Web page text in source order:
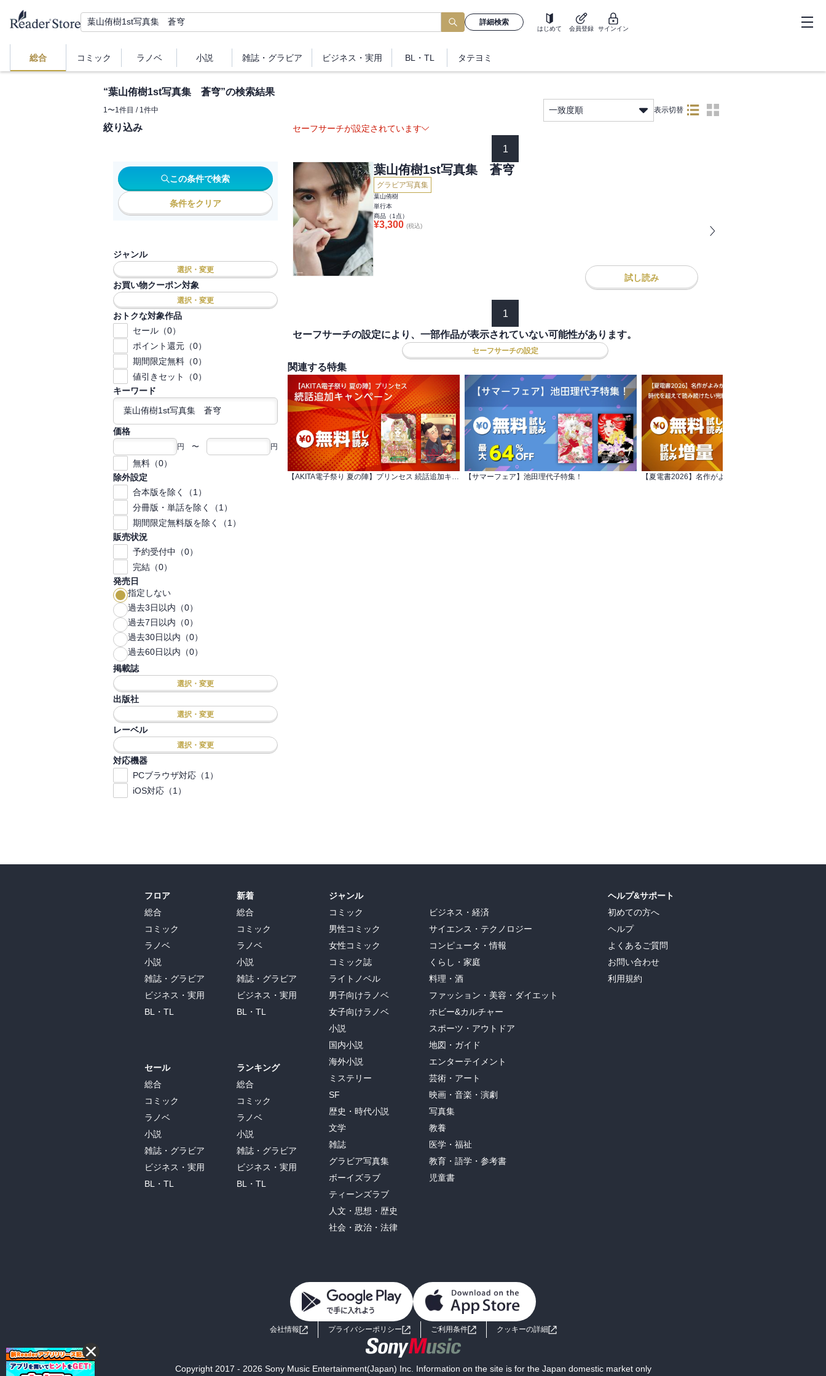
詳細検索
はじめて 会員登録 サインイン
総合 コミック ラノベ 小説 雑誌・ グラビア ビジネス ・実用 BL・TL タテヨミ
“葉山侑樹1st写真集 蒼穹”の検索結果
1〜1件目 / 1件中 一致度順 表示切替
絞り込み
この条件で検索
条件をクリア
ジャンル
選択・変更
お買い物クーポン対象
選択・変更
おトクな対象作品
セール（0）
ポイント還元（0）
期間限定無料（0）
値引きセット（0）
キーワード
価格
円 〜 円
無料（0）
除外設定
合本版を除く（1）
分冊版・単話を除く（1）
期間限定無料版を除く（1）
販売状況
予約受付中（0）
完結（0）
発売日
指定しない
過去3日以内（0）
過去7日以内（0）
過去30日以内（0）
過去60日以内（0）
掲載誌
選択・変更
出版社
選択・変更
レーベル
選択・変更
対応機器
PCブラウザ対応（1）
iOS対応（1）
セーフサーチが設定されています
1
葉山侑樹1st写真集 蒼穹
グラビア写真集
葉山侑樹
単行本
商品（1 点）
¥3,300 (税込)
試し読み
1
セーフサーチの設定により、一部作品が表示されていない可能性があります。
セーフサーチの設定
関連する特集
【AKITA電子祭り 夏の陣】プリンセス 続話追加キャンペーン 【サマーフェア】池田理代子特集！
フロア
総合
コミック
ラノベ
小説
雑誌・グラビア
ビジネス・実用
BL・TL
セール
総合
コミック
ラノベ
小説
雑誌・グラビア
ビジネス・実用
BL・TL
新着
総合
コミック
ラノベ
小説
雑誌・グラビア
ビジネス・実用
BL・TL
ランキング
総合
コミック
ラノベ
小説
雑誌・グラビア
ビジネス・実用
BL・TL
ジャンル
コミック
男性コミック
女性コミック
コミック誌
ライトノベル
男子向けラノベ
女子向けラノベ
小説
国内小説
海外小説
ミステリー
SF
歴史・時代小説
文学
雑誌
グラビア写真集
ボーイズラブ
ティーンズラブ
人文・思想・歴史
社会・政治・法律
ビジネス・経済
サイエンス・テクノロジー
コンピュータ・情報
くらし・家庭
料理・酒
ファッション・美容・ダイエット
ホビー&カルチャー
スポーツ・アウトドア
地図・ガイド
エンターテイメント
芸術・アート
映画・音楽・演劇
写真集
教養
医学・福祉
教育・語学・参考書
児童書
ヘルプ&サポート
初めての方へ
ヘルプ
よくあるご質問
お問い合わせ
利用規約
会社情報 プライバシーポリシー ご利用条件 クッキーの詳細
Copyright 2017 - 2026 Sony Music Entertainment(Japan) Inc. Information on the site is for the Japan domestic market only